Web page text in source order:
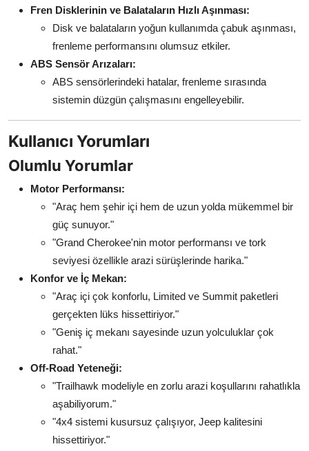
Fren Disklerinin ve Balataların Hızlı Aşınması:
Disk ve balataların yoğun kullanımda çabuk aşınması,
frenleme performansını olumsuz etkiler.
ABS Sensör Arızaları:
ABS sensörlerindeki hatalar, frenleme sırasında
sistemin düzgün çalışmasını engelleyebilir.
Kullanıcı Yorumları
Olumlu Yorumlar
Motor Performansı:
"Araç hem şehir içi hem de uzun yolda mükemmel bir
güç sunuyor."
"Grand Cherokee'nin motor performansı ve tork
seviyesi özellikle arazi sürüşlerinde harika."
Konfor ve İç Mekan:
"Araç içi çok konforlu, Limited ve Summit paketleri
gerçekten lüks hissettiriyor."
"Geniş iç mekanı sayesinde uzun yolculuklar çok
rahat."
Off-Road Yeteneği:
"Trailhawk modeliyle en zorlu arazi koşullarını rahatlıkla
aşabiliyorum."
"4x4 sistemi kusursuz çalışıyor, Jeep kalitesini
hissettiriyor."